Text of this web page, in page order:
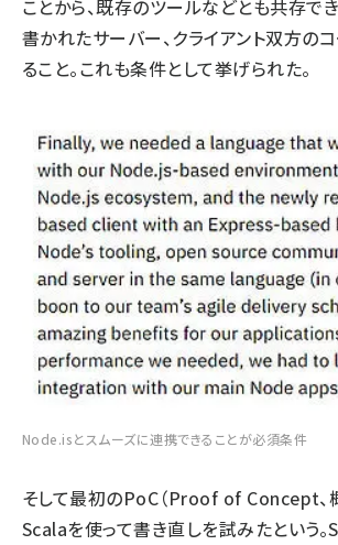
ことから、既存のツールなどとも共存で
書かれたサーバー、クライアント双方の
ること。これも条件として挙げられた。
Node.isとスムーズに連携できることが必須条件
そして最初のPoC（Proof of Concept、
Scalaを使って書き直しを試みたという